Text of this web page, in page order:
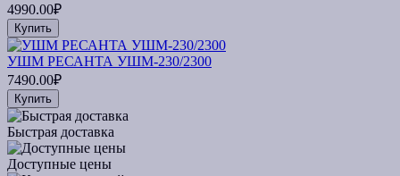
4990.00₽
Купить
УШМ РЕСАНТА УШМ-230/2300
7490.00₽
Купить
Быстрая доставка
Доступные цены